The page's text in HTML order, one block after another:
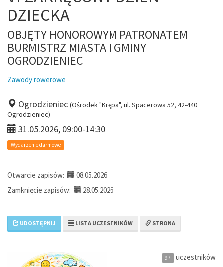
DZIECKA
OBJĘTY HONOROWYM PATRONATEM
BURMISTRZ MIASTA I GMINY
OGRODZIENIEC
Zawody rowerowe
Ogrodzieniec (Ośrodek "Krępa", ul. Spacerowa 52, 42-440
Ogrodzieniec)
31.05.2026, 09:00-14:30
Wydarzenie darmowe
Otwarcie zapisów:
08.05.2026
Zamknięcie zapisów:
28.05.2026
UDOSTĘPNIJ LISTA UCZESTNIKÓW STRONA
97 uczestników